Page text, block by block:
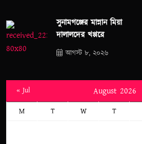
সুনামগঞ্জের মান্নান মিয়া
দালালদের খপ্পরে
আগস্ট ৮, ২০২৬
August 2026
M T W T
« Jul